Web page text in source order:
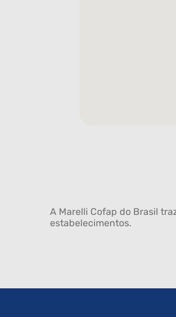
A Marelli Cofap do Brasil
estabelecimentos.